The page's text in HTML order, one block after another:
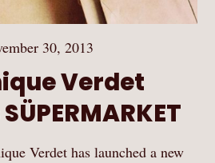
30, 2013
Verdet
Verdet has launched a new